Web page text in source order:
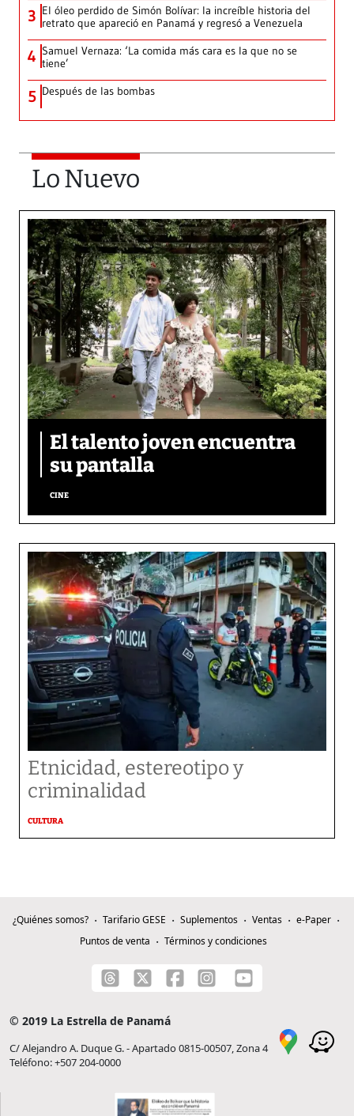
3 El óleo perdido de Simón Bolívar: la increíble historia del
retrato que apareció en Panamá y regresó a Venezuela
4 Samuel Vernaza: ‘La comida más cara es la que no se
tiene’
5 Después de las bombas
Lo Nuevo
El talento joven encuentra
su pantalla​
CINE
Etnicidad, estereotipo y
criminalidad
CULTURA
¿Quiénes somos? Tarifario GESE Suplementos Ventas
e-Paper
Puntos de venta
Términos y condiciones
© 2019 La Estrella de Panamá
C/ Alejandro A. Duque G. - Apartado 0815-00507, Zona 4
Teléfono: +507 204-0000